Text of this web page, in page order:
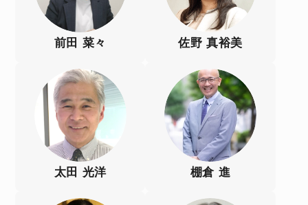
前田 菜々 佐野 真裕美
太田 光洋 棚倉 進